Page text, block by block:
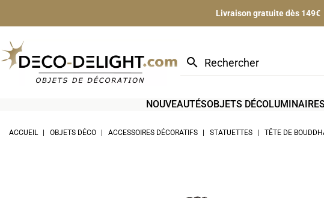
Livraison gratuite dès 149€
search
NOUVEAUTÉSOBJETS DÉCOLUMINAIRES
ACCUEIL OBJETS DÉCO ACCESSOIRES DÉCORATIFS STATUETTES TÊTE DE